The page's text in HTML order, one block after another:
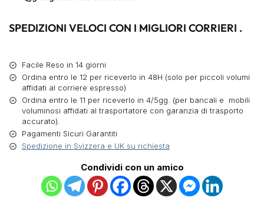
SPEDIZIONI VELOCI CON I MIGLIORI CORRIERI .
Facile Reso in 14 giorni
Ordina entro le 12 per riceverlo in 48H (solo per piccoli volumi
affidati al corriere espresso)
Ordina entro le 11 per riceverlo in 4/5gg. (per bancali e mobili
voluminosi affidati al trasportatore con garanzia di trasporto
accurato).
Pagamenti Sicuri Garantiti
Spedizione in Svizzera e UK su richiesta
Condividi con un amico